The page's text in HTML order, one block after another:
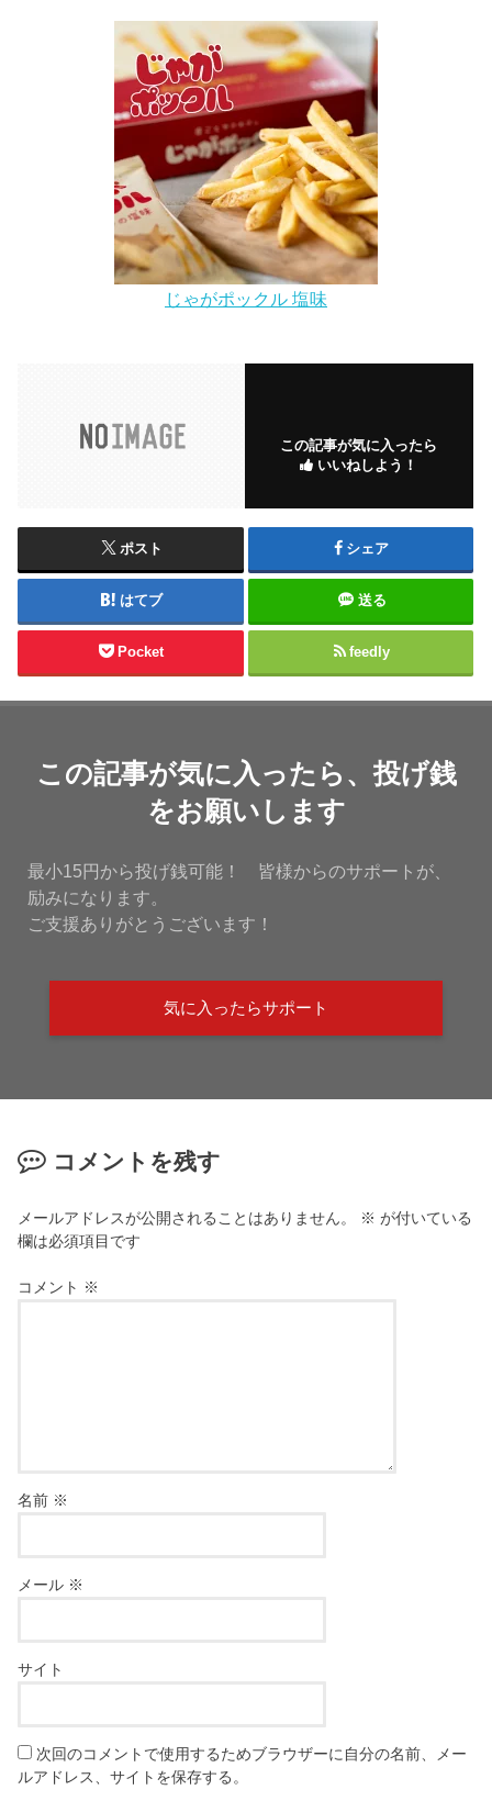
じゃがポックル 塩味
この記事が気に入ったら
いいねしよう！
ポスト シェア
はてブ 送る
Pocket feedly
この記事が気に入ったら、投げ銭
をお願いします
最小15円から投げ銭可能！ 皆様からのサポートが、
励みになります。
ご支援ありがとうございます！
気に入ったらサポート
コメントを残す
メールアドレスが公開されることはありません。 ※ が付いている
欄は必須項目です
コメント ※
名前 ※
メール ※
サイト
次回のコメントで使用するためブラウザーに自分の名前、メー
ルアドレス、サイトを保存する。